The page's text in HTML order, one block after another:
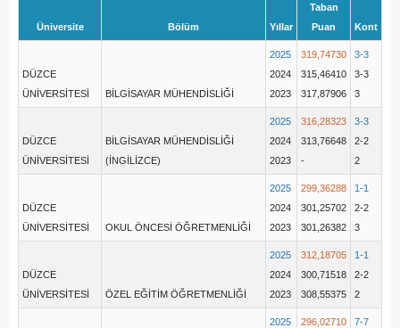
Üniversite Bölüm Yıllar
Taban
Puan
Kont
DÜZCE
ÜNİVERSİTESİ
BİLGİSAYAR MÜHENDİSLİĞİ
2025
2024
2023
319,74730
315,46410
317,87906
3-3
3-3
3
DÜZCE
ÜNİVERSİTESİ
BİLGİSAYAR MÜHENDİSLİĞİ
(İNGİLİZCE)
2025
2024
2023
316,28323
313,76648
-
3-3
2-2
2
DÜZCE
ÜNİVERSİTESİ
OKUL ÖNCESİ ÖĞRETMENLİĞİ
2025
2024
2023
299,36288
301,25702
301,26382
1-1
2-2
3
DÜZCE
ÜNİVERSİTESİ
ÖZEL EĞİTİM ÖĞRETMENLİĞİ
2025
2024
2023
312,18705
300,71518
308,55375
1-1
2-2
2
2025
296,02710
7-7